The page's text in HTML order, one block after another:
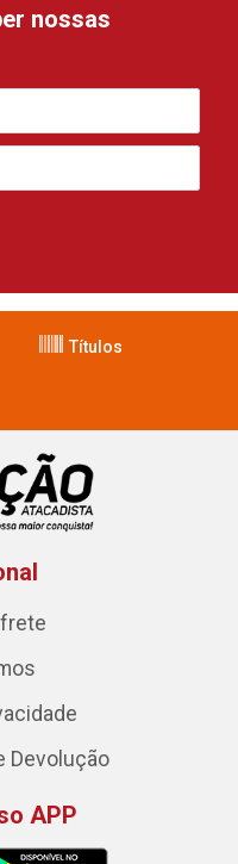
nossas
Títulos
Devolução
APP